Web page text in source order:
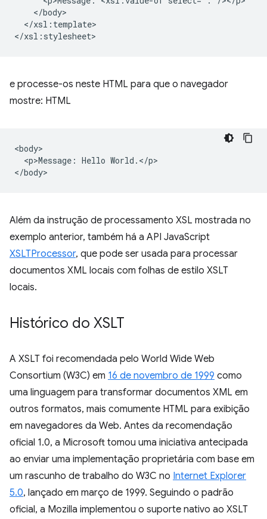
</xsl:template>
e processe-os neste HTML para que o navegador
mostre: HTML
<body>
  <p>Message: Hello World.</p>
Além da instrução de processamento XSL mostrada no
exemplo anterior, também há a API JavaScript
XSLTProcessor, que pode ser usada para processar
documentos XML locais com folhas de estilo XSLT
locais.
Histórico do XSLT
A XSLT foi recomendada pelo World Wide Web
Consortium (W3C) em 16 de novembro de 1999 como
uma linguagem para transformar documentos XML em
outros formatos, mais comumente HTML para exibição
em navegadores da Web. Antes da recomendação
oficial 1.0, a Microsoft tomou uma iniciativa antecipada
ao enviar uma implementação proprietária com base em
um rascunho de trabalho do W3C no Internet Explorer
5.0, lançado em março de 1999. Seguindo o padrão
oficial, a Mozilla implementou o suporte nativo ao XSLT